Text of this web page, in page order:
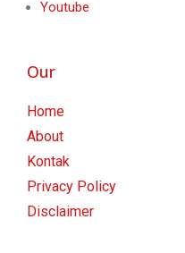
Youtube
Our
Home
About
Kontak
Privacy Policy
Disclaimer